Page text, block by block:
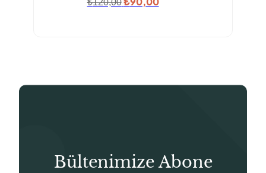
₺120,00
Bültenimize Abone